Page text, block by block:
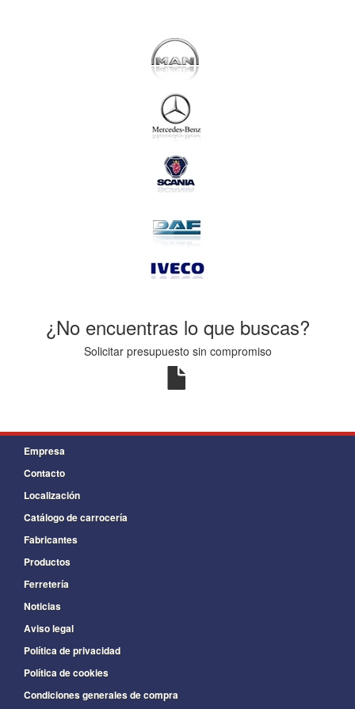
¿No encuentras lo que buscas?
Solicitar presupuesto sin compromiso
Empresa
Contacto
Localización
Catálogo de carrocería
Fabricantes
Productos
Ferretería
Noticias
Aviso legal
Política de privacidad
Política de cookies
Condiciones generales de compra